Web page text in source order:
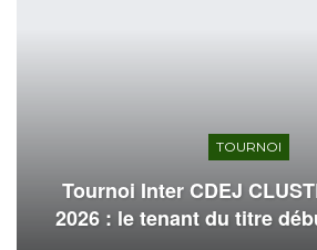
TOURNOI
Tournoi Inter CDEJ
2026 : le tenant du titre